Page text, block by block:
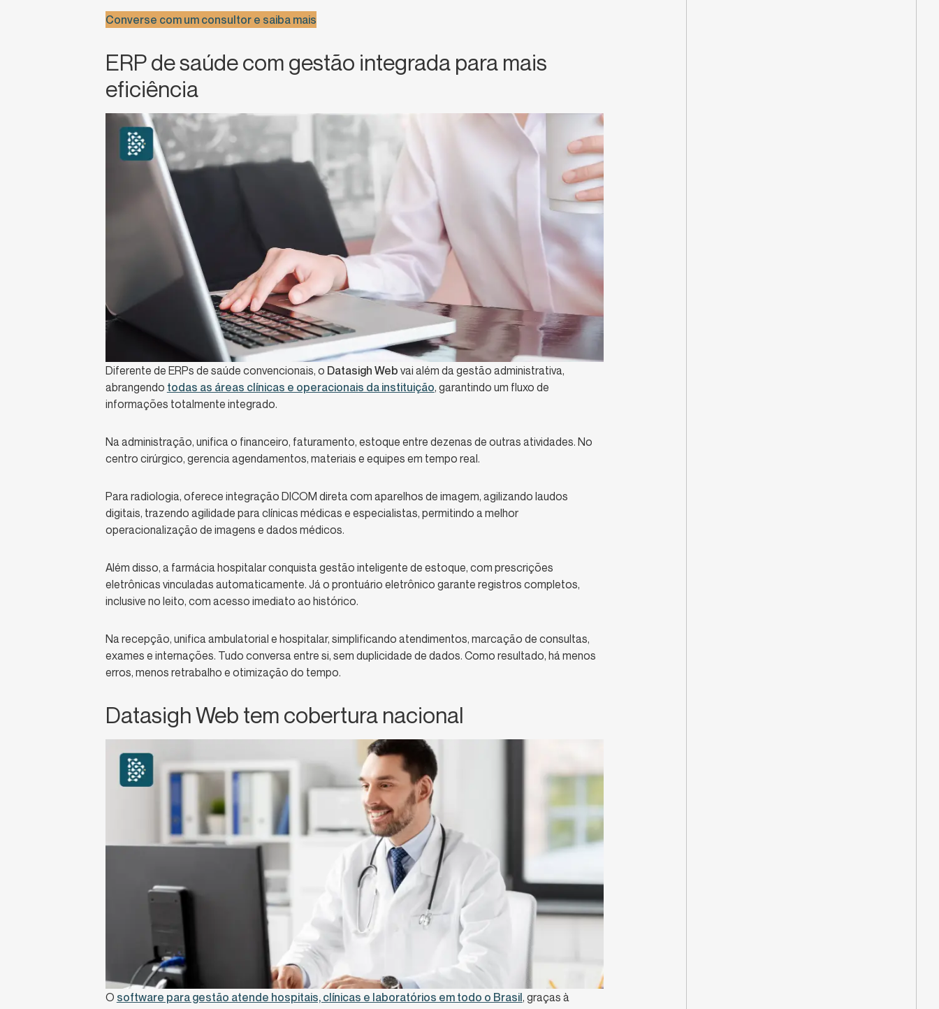
Converse com um consultor e saiba mais
ERP de saúde com gestão integrada para mais
eficiência
Diferente de ERPs de saúde convencionais, o Datasigh Web vai além da gestão administrativa,
abrangendo todas as áreas clínicas e operacionais da instituição, garantindo um fluxo de
informações totalmente integrado.
Na administração, unifica o financeiro, faturamento, estoque entre dezenas de outras atividades. No
centro cirúrgico, gerencia agendamentos, materiais e equipes em tempo real.
Para radiologia, oferece integração DICOM direta com aparelhos de imagem, agilizando laudos
digitais, trazendo agilidade para clínicas médicas e especialistas, permitindo a melhor
operacionalização de imagens e dados médicos.
Além disso, a farmácia hospitalar conquista gestão inteligente de estoque, com prescrições
eletrônicas vinculadas automaticamente. Já o prontuário eletrônico garante registros completos,
inclusive no leito, com acesso imediato ao histórico.
Na recepção, unifica ambulatorial e hospitalar, simplificando atendimentos, marcação de consultas,
exames e internações. Tudo conversa entre si, sem duplicidade de dados. Como resultado, há menos
erros, menos retrabalho e otimização do tempo.
Datasigh Web tem cobertura nacional
O software para gestão atende hospitais, clínicas e laboratórios em todo o Brasil, graças à